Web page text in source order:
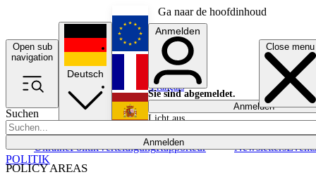
Ga naar de hoofdinhoud
Open sub
navigation
Close menu
Suchen
Anmelden
POLICY AREAS
UkrainePolitikVerteidigungRapporteur NewslettersEvents
Deutsch
English
Français
Anmelden
Sie sind abgemeldet.
Anmelden
Licht aus
POLITIK